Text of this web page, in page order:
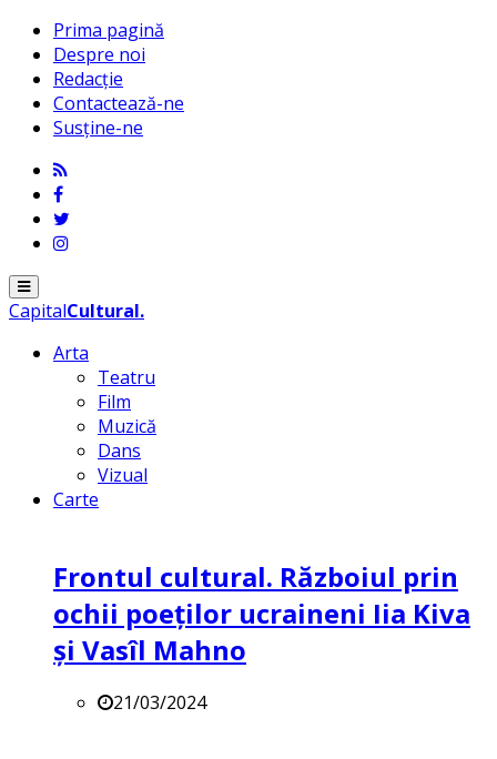
Prima pagină
Despre noi
Redacție
Contactează-ne
Susține-ne
Menu
CapitalCultural.
Arta
Teatru
Film
Muzică
Dans
Vizual
Carte
Frontul cultural. Războiul prin
ochii poeților ucraineni Iia Kiva
și Vasîl Mahno
21/03/2024